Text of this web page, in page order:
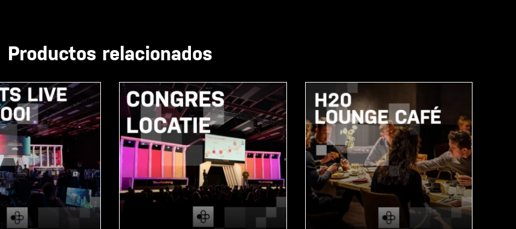
Productos relacionados